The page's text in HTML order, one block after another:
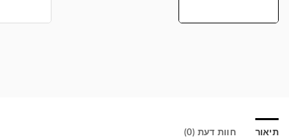
תיאור חוות דעת (0)